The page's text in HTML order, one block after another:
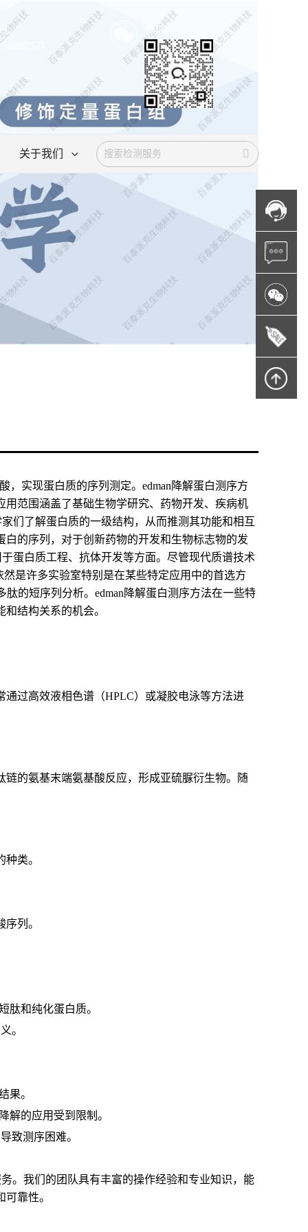
微信:
关于我们
，实现蛋白质的序列测定。edman降解蛋白测序方
范围涵盖了基础生物学研究、药物开发、疾病机
们了解蛋白质的一级结构，从而推测其功能和相互
的序列，对于创新药物的开发和生物标志物的发
蛋白质工程、抗体开发等方面。尽管现代质谱技术
是许多实验室特别是在某些特定应用中的首选方
的短序列分析。edman降解蛋白测序方法在一些特
结构关系的机会。
过高效液相色谱（HPLC）或凝胶电泳等方法进
链的氨基末端氨基酸反应，形成亚硫脲衍生物。随
类。
列。
肽和纯化蛋白质。
。
果。
解的应用受到限制。
致测序困难。
。我们的团队具有丰富的操作经验和专业知识，能
靠性。